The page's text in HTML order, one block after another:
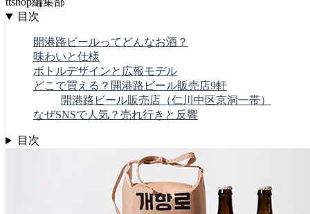
目次
開港路ビールってどんなお酒？
味わいと仕様
ボトルデザインと広報モデル
どこで買える？開港路ビール販売店9軒
開港路ビール販売店（仁川中区京洞一帯）
なぜSNSで人気？売れ行きと反響
目次